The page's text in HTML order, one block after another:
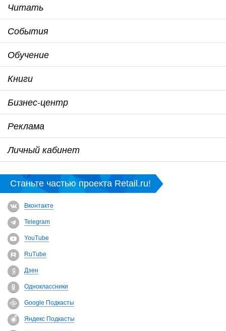
Читать
События
Обучение
Книги
Бизнес-центр
Реклама
Личный кабинет
Станьте частью проекта Retail.ru!
Вконтакте
Telegram
YouTube
RuTube
Дзен
Одноклассники
Google Подкасты
Яндекс Подкасты